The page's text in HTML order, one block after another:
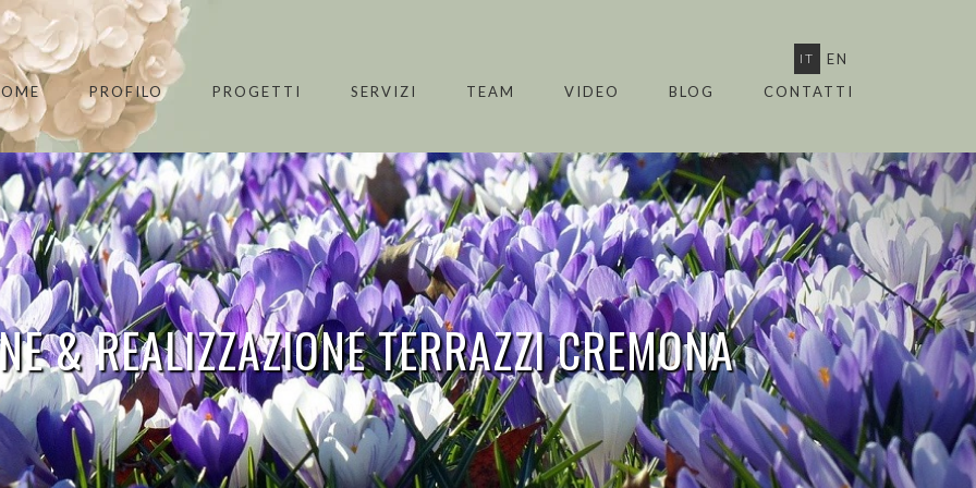
IT
EN
PROFILO PROGETTI SERVIZI TEAM VIDEO BLOG CONTATTI
& REALIZZAZIONE TERRAZZI CREMONA